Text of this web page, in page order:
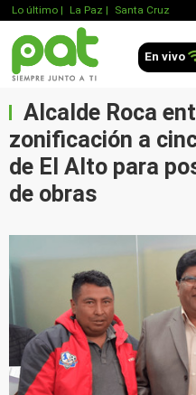
Lo último | La Paz | Santa Cruz
En vivo
Alcalde Roca
zonificación a
de El Alto para
de obras